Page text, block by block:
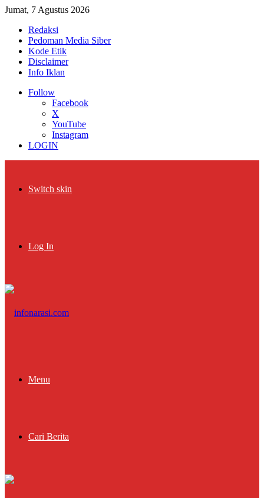
Jumat, 7 Agustus 2026
Redaksi
Pedoman Media Siber
Kode Etik
Disclaimer
Info Iklan
Follow
Facebook
X
YouTube
Instagram
LOGIN
Switch skin
Log In
Menu
Cari Berita